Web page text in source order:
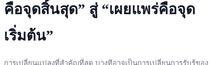
คือจุดสิ้นสุด” สู่ “เผยแพร่คือจุด
เริ่มต้น”
การเปลี่ยนแปลงที่สำคัญที่สุด บางทีอาจเป็นการเปลี่ยนการรับรู้ของ